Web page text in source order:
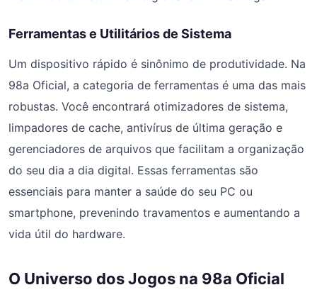
Ferramentas e Utilitários de Sistema
Um dispositivo rápido é sinônimo de produtividade. Na
98a Oficial, a categoria de ferramentas é uma das mais
robustas. Você encontrará otimizadores de sistema,
limpadores de cache, antivírus de última geração e
gerenciadores de arquivos que facilitam a organização
do seu dia a dia digital. Essas ferramentas são
essenciais para manter a saúde do seu PC ou
smartphone, prevenindo travamentos e aumentando a
vida útil do hardware.
O Universo dos Jogos na 98a Oficial